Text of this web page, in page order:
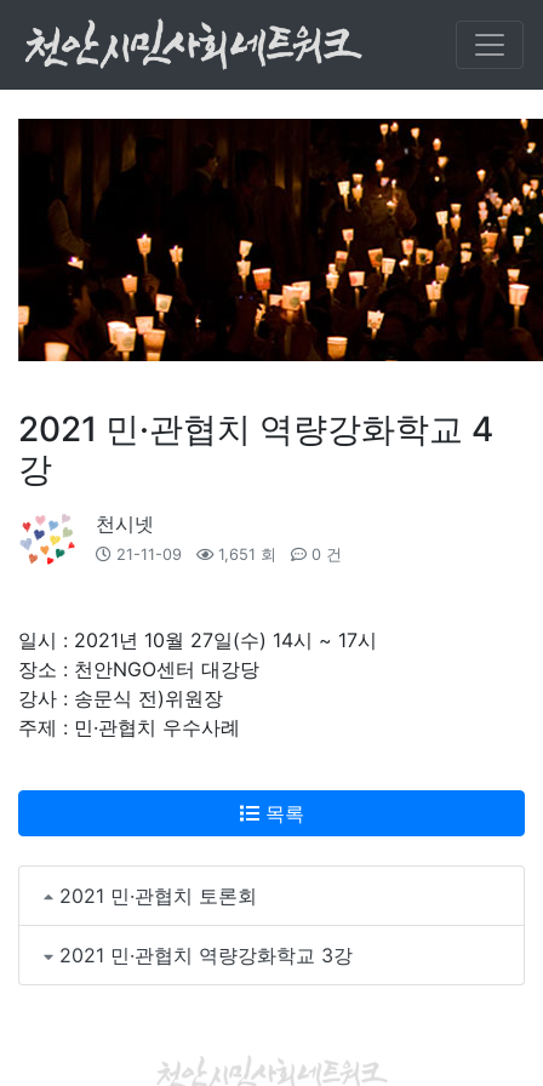
2021 민·관협치 역량강화학교 4
강
천시넷
21-11-09 1,651 회 0 건
일시 : 2021년 10월 27일(수) 14시 ~ 17시
장소 : 천안NGO센터 대강당
강사 : 송문식 전)위원장
주제 : 민·관협치 우수사례
목록
2021 민·관협치 토론회
2021 민·관협치 역량강화학교 3강